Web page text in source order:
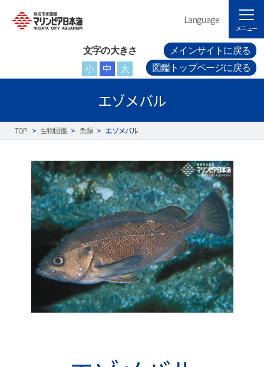
文字の大きさ
小
中 大
メインサイトに戻る
図鑑トップページに戻る
Language
メニュー
エゾメバル
TOP > 生物図鑑 > 魚類 > エゾメバル